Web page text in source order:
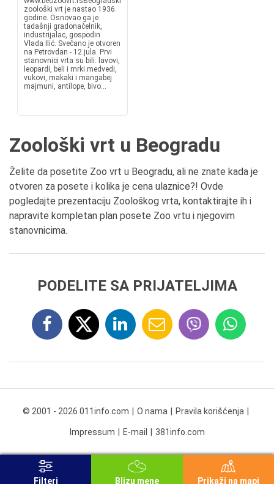
zoološki vrt je nastao 1936.
godine. Osnovao ga je
tadašnji gradonačelnik,
industrijalac, gospodin
Vlada Ilić. Svečano je otvoren
na Petrovdan - 12.jula. Prvi
stanovnici vrta su bili: lavovi,
leopardi, beli i mrki medvedi,
vukovi, makaki i mangabej
majmuni, antilope, bivo...
Zoološki vrt u Beogradu
Želite da posetite Zoo vrt u Beogradu, ali ne znate kada je
otvoren za posete i kolika je cena ulaznice?! Ovde
pogledajte prezentaciju Zoološkog vrta, kontaktirajte ih i
napravite kompletan plan posete Zoo vrtu i njegovim
stanovnicima.
PODELITE SA PRIJATELJIMA
© 2001 - 2026 011info.com O nama Pravila korišćenja
Impressum E-mail 381info.com
Filteri Blizu mene Prikaži na mapi